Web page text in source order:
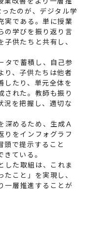
たのが、デジタル学
実である。単に授業
の学びを振り返り言
供たちと共有し、
タで蓄積し、自己参
り、子供たちは他者
したり、単元全体を
された。教師も振り
況を把握し、適切な
深めるため、生成Ａ
りをインフォグラフ
頭で提示すること
ている。
した取組は、これま
こと」を実現し、
一層推進することが